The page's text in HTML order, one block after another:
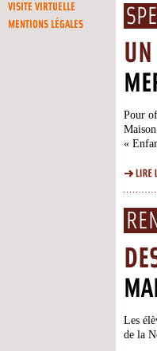
VISITE VIRTUELLE
MENTIONS LÉGALES
UN
Pour
«
Les
de la